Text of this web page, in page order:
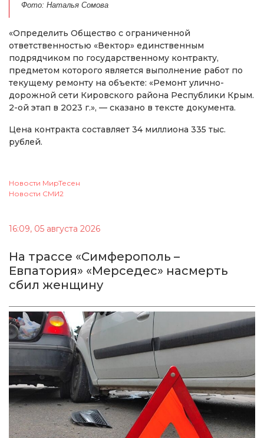
Фото: Наталья Сомова
«Определить Общество с ограниченной
ответственностью «Вектор» единственным
подрядчиком по государственному контракту,
предметом которого является выполнение работ по
текущему ремонту на объекте: «Ремонт улично-
дорожной сети Кировского района Республики Крым.
2-ой этап в 2023 г.», — сказано в тексте документа.
Цена контракта составляет 34 миллиона 335 тыс.
рублей.
Новости МирТесен
Новости СМИ2
16:09, 05 августа 2026
На трассе «Симферополь –
Евпатория» «Мерседес» насмерть
сбил женщину